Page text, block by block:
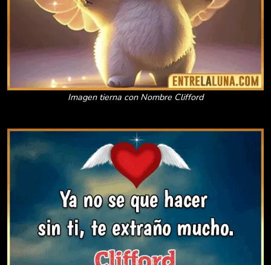
Imagen tierna con Nombre Clifford